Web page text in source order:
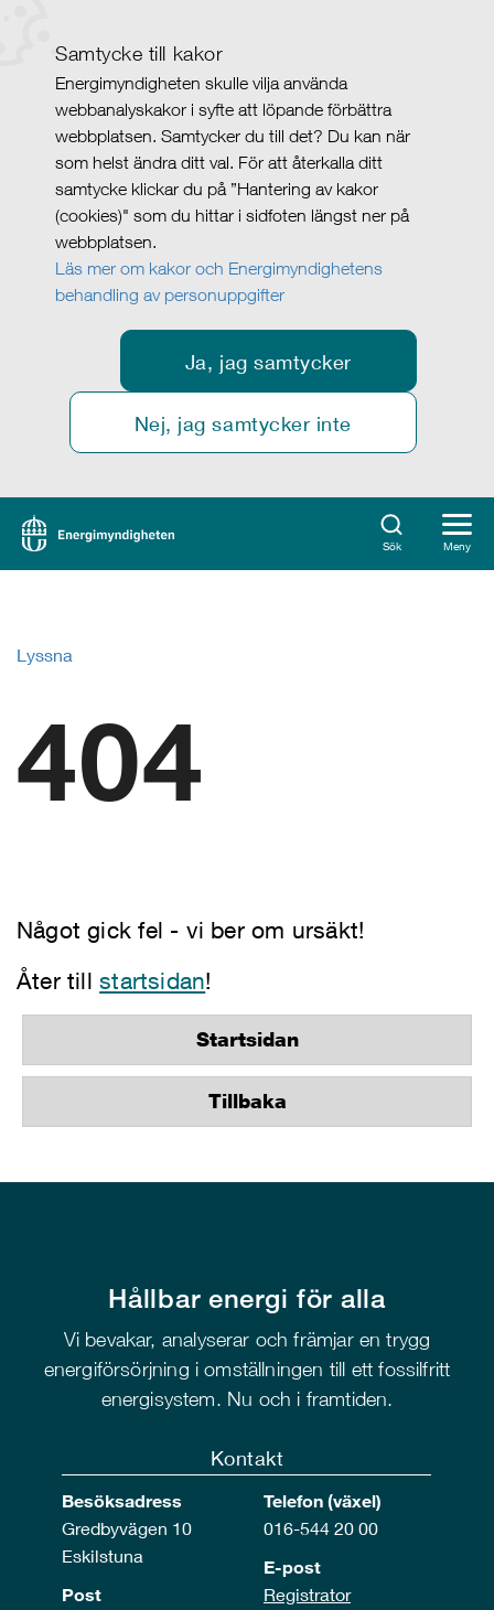
Samtycke till kakor
Energimyndigheten skulle vilja använda
webbanalyskakor i syfte att löpande förbättra
webbplatsen. Samtycker du till det? Du kan när
som helst ändra ditt val. För att återkalla ditt
samtycke klickar du på ”Hantering av kakor
(cookies)" som du hittar i sidfoten längst ner på
webbplatsen.
Läs mer om kakor och Energimyndighetens
behandling av personuppgifter
Ja, jag samtycker
Nej, jag samtycker inte
Sök Meny
Lyssna
404
Något gick fel - vi ber om ursäkt!
Åter tillstartsidan!
Startsidan
Tillbaka
Hållbar energi för alla
Vi bevakar, analyserar och främjar en trygg
energiförsörjning i omställningen till ett fossilfritt
energisystem. Nu och i framtiden.
Kontakt
Besöksadress
Gredbyvägen 10
Eskilstuna
Post
Telefon (växel)
016-544 20 00
E-post
Registrator